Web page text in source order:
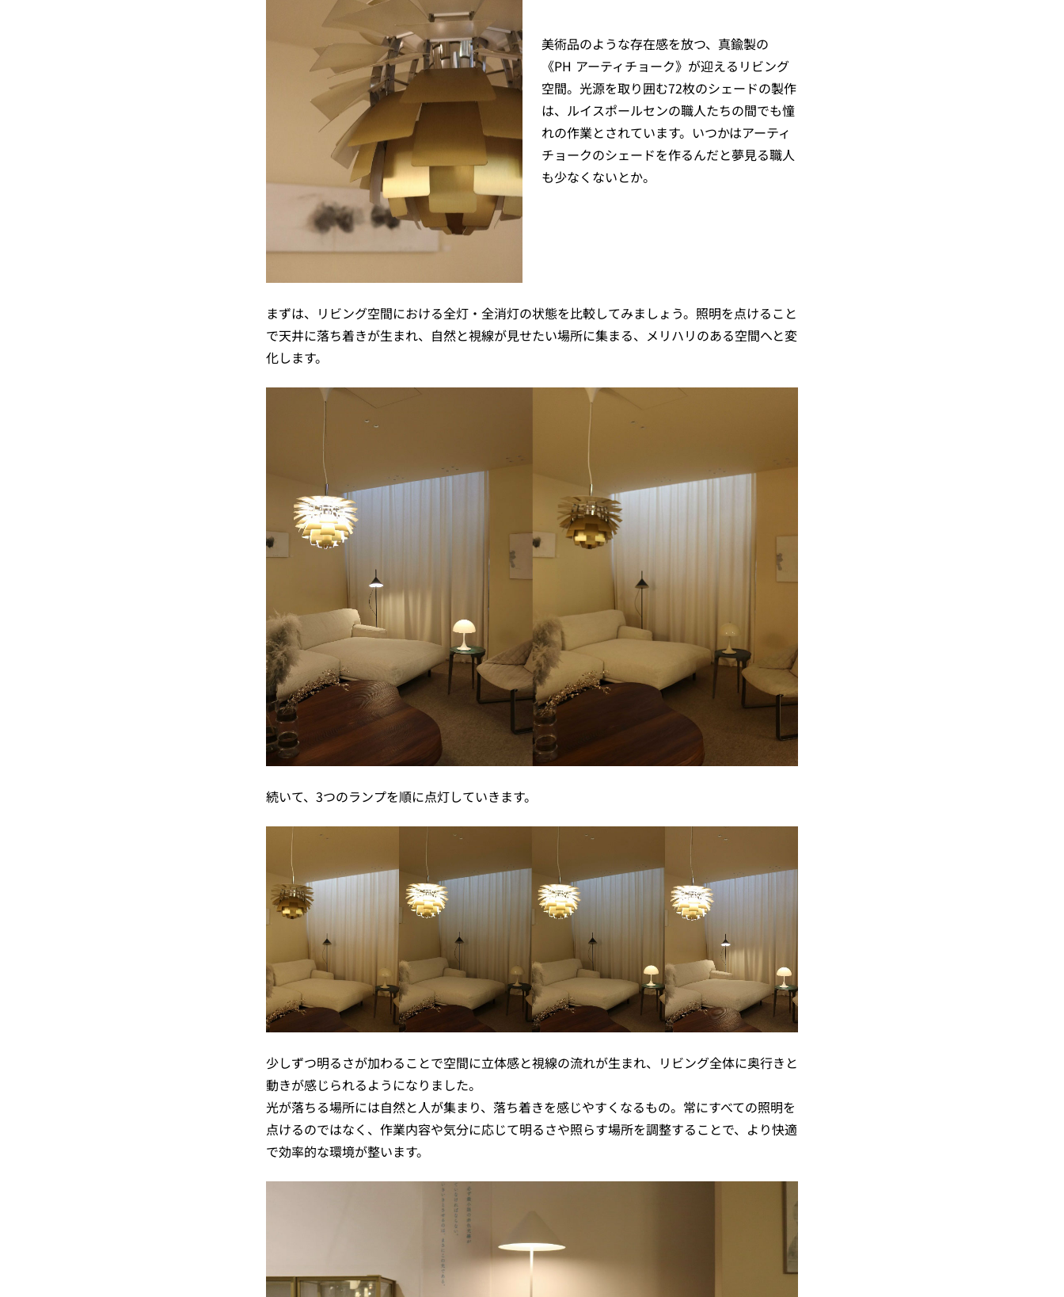
美術品のような存在感を放つ、真鍮製の
《PH アーティチョーク》が迎えるリビング
空間。光源を取り囲む72枚のシェードの製作
は、ルイスポールセンの職人たちの間でも憧
れの作業とされています。いつかはアーティ
チョークのシェードを作るんだと夢見る職人
も少なくないとか。
まずは、リビング空間における全灯・全消灯の状態を比較してみましょう。照明を点けること
で天井に落ち着きが生まれ、自然と視線が見せたい場所に集まる、メリハリのある空間へと変
化します。
続いて、3つのランプを順に点灯していきます。
少しずつ明るさが加わることで空間に立体感と視線の流れが生まれ、リビング全体に奥行きと
動きが感じられるようになりました。
光が落ちる場所には自然と人が集まり、落ち着きを感じやすくなるもの。常にすべての照明を
点けるのではなく、作業内容や気分に応じて明るさや照らす場所を調整することで、より快適
で効率的な環境が整います。